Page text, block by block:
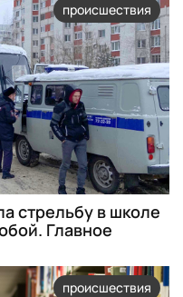
происшествия
стрельбу в школе
Главное
происшествия